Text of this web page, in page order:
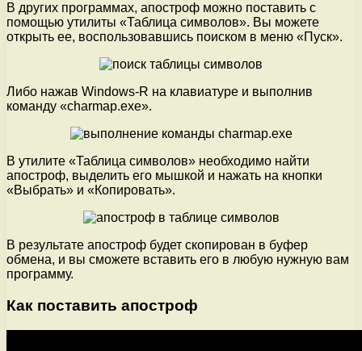
В других программах, апостроф можно поставить с
помощью утилиты «Таблица символов». Вы можете
открыть ее, воспользовавшись поиском в меню «Пуск».
Либо нажав Windows-R на клавиатуре и выполнив
команду «charmap.exe».
В утилите «Таблица символов» необходимо найти
апостроф, выделить его мышкой и нажать на кнопки
«Выбрать» и «Копировать».
В результате апостроф будет скопирован в буфер
обмена, и вы сможете вставить его в любую нужную вам
программу.
Как поставить апостроф